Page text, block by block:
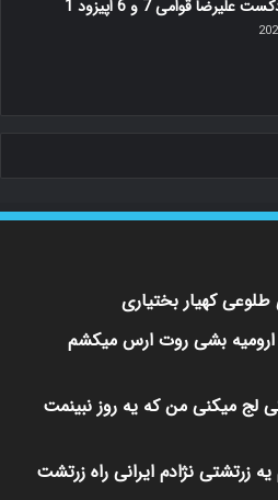
علیرضا قوامی 7 و 6 اپیزود 1
کهیار بختیاری
ارومیه بشی روت ارس میکشم
لج میکنی من که یه روز نبینمت
زرتشتی نژادم ایرانی راه زرتشت